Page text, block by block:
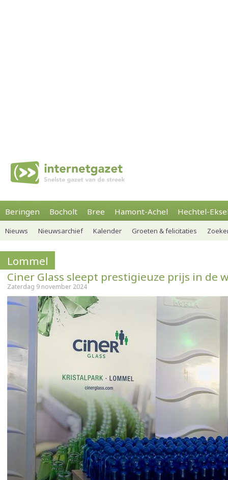
Beringen Bocholt Bree Hamont-Achel Hechtel-
Nieuws Nieuwsarchief Kalender Groeten & felicitaties
Lommel
Ciner Glass sleept prestigieuze prijs in de
Zaterdag 9 november 2024